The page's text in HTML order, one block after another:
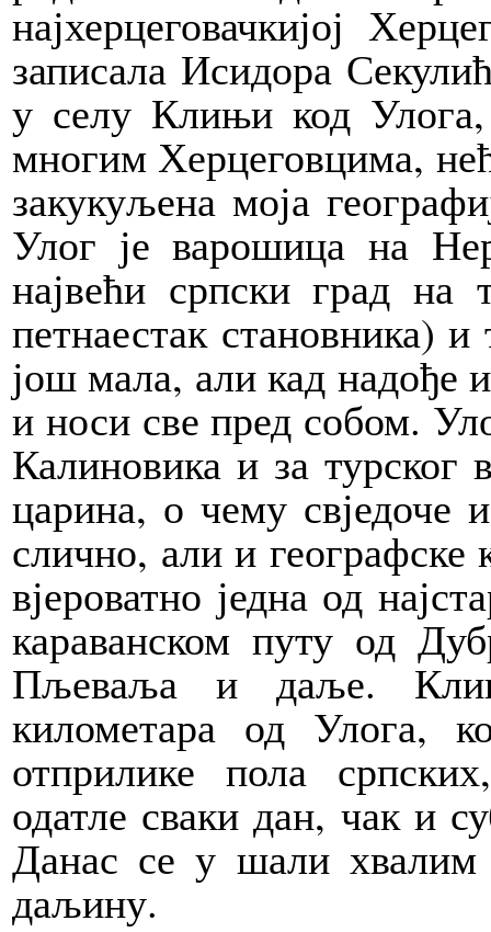
најхерцеговачкијој
записала Исидора
у селу Клињи код
многим Херцеговцима,
закукуљена моја
Улог је варошица на
највећи српски град
петнаестак становника)
још мала, али кад
и носи све пред собом.
Калиновика и за турског
царина, о чему
слично, али и географске
вјероватно једна од
караванском путу од
Пљеваља и даље.
километара од Улога,
отприлике пола
одатле сваки дан, чак и
Данас се у шали
даљину.